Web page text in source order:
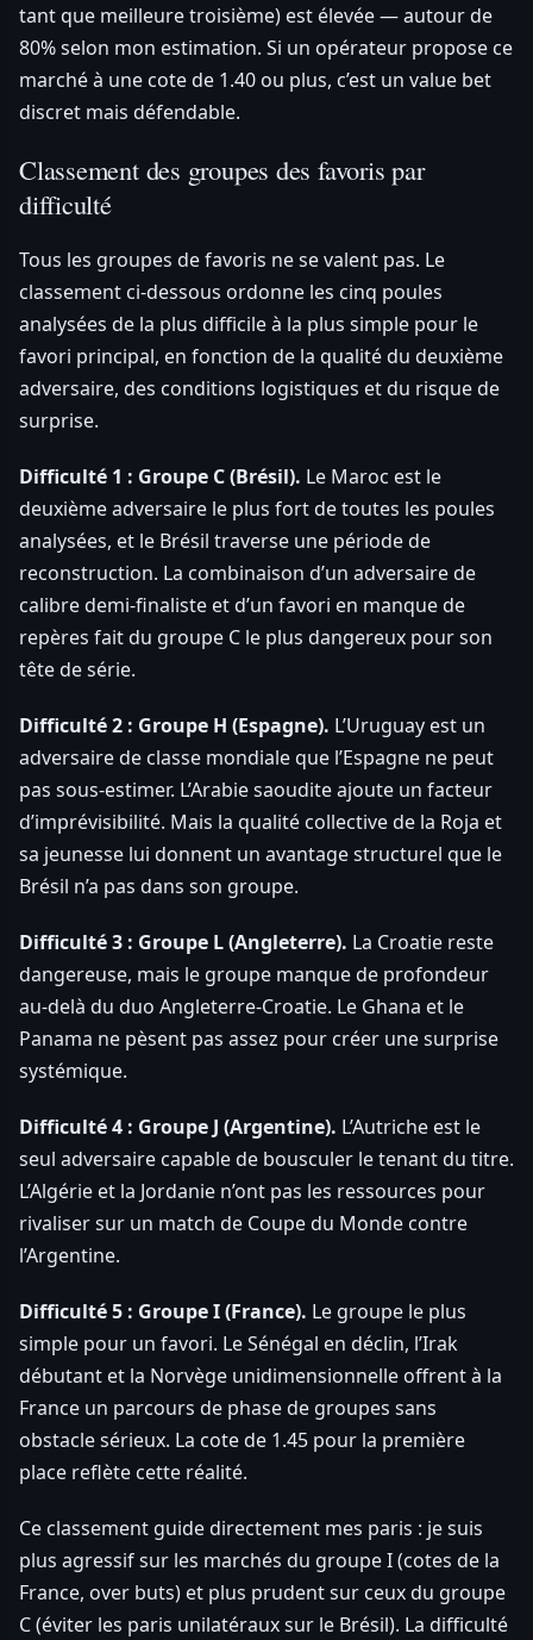
tant que meilleure troisième) est élevée — autour de
80% selon mon estimation. Si un opérateur propose ce
marché à une cote de 1.40 ou plus, c’est un value bet
discret mais défendable.
Classement des groupes des favoris par
difficulté
Tous les groupes de favoris ne se valent pas. Le
classement ci-dessous ordonne les cinq poules
analysées de la plus difficile à la plus simple pour le
favori principal, en fonction de la qualité du deuxième
adversaire, des conditions logistiques et du risque de
surprise.
Difficulté 1 : Groupe C (Brésil). Le Maroc est le
deuxième adversaire le plus fort de toutes les poules
analysées, et le Brésil traverse une période de
reconstruction. La combinaison d’un adversaire de
calibre demi-finaliste et d’un favori en manque de
repères fait du groupe C le plus dangereux pour son
tête de série.
Difficulté 2 : Groupe H (Espagne). L’Uruguay est un
adversaire de classe mondiale que l’Espagne ne peut
pas sous-estimer. L’Arabie saoudite ajoute un facteur
d’imprévisibilité. Mais la qualité collective de la Roja et
sa jeunesse lui donnent un avantage structurel que le
Brésil n’a pas dans son groupe.
Difficulté 3 : Groupe L (Angleterre). La Croatie reste
dangereuse, mais le groupe manque de profondeur
au-delà du duo Angleterre-Croatie. Le Ghana et le
Panama ne pèsent pas assez pour créer une surprise
systémique.
Difficulté 4 : Groupe J (Argentine). L’Autriche est le
seul adversaire capable de bousculer le tenant du titre.
L’Algérie et la Jordanie n’ont pas les ressources pour
rivaliser sur un match de Coupe du Monde contre
l’Argentine.
Difficulté 5 : Groupe I (France). Le groupe le plus
simple pour un favori. Le Sénégal en déclin, l’Irak
débutant et la Norvège unidimensionnelle offrent à la
France un parcours de phase de groupes sans
obstacle sérieux. La cote de 1.45 pour la première
place reflète cette réalité.
Ce classement guide directement mes paris : je suis
plus agressif sur les marchés du groupe I (cotes de la
France, over buts) et plus prudent sur ceux du groupe
C (éviter les paris unilatéraux sur le Brésil). La difficulté